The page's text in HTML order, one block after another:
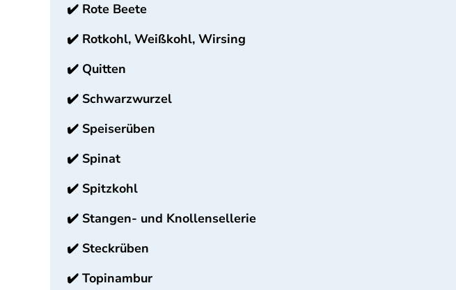
✔️ Rote Beete
✔️ Rotkohl, Weißkohl, Wirsing
✔️ Quitten
✔️ Schwarzwurzel
✔️ Speiserüben
✔️ Spinat
✔️ Spitzkohl
✔️ Stangen- und Knollensellerie
✔️ Steckrüben
✔️ Topinambur